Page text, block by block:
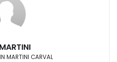
MARTINI
MARTINI CARVAL